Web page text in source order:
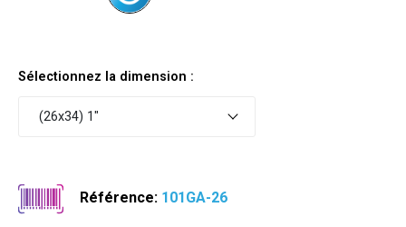
Sélectionnez la dimension :
(26x34) 1"
Référence: 101GA-26